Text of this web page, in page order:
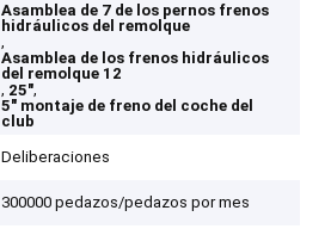
Asamblea de 7 de los pernos frenos
hidráulicos del remolque
,
Asamblea de los frenos hidráulicos
del remolque 12
, 25",
5" montaje de freno del coche del
club
Deliberaciones
300000 pedazos/pedazos por mes